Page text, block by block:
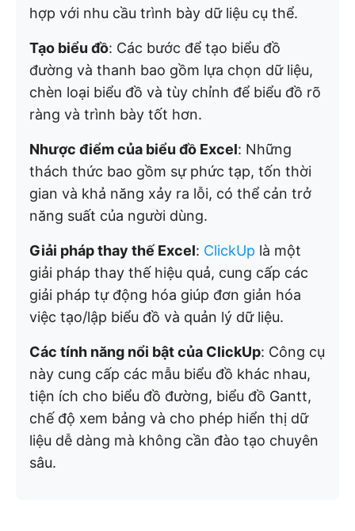
hợp với nhu cầu trình bày dữ liệu cụ thể.
Tạo biểu đồ: Các bước để tạo biểu đồ
đường và thanh bao gồm lựa chọn dữ liệu,
chèn loại biểu đồ và tùy chỉnh để biểu đồ rõ
ràng và trình bày tốt hơn.
Nhược điểm của biểu đồ Excel: Những
thách thức bao gồm sự phức tạp, tốn thời
gian và khả năng xảy ra lỗi, có thể cản trở
năng suất của người dùng.
Giải pháp thay thế Excel: ClickUp là một
giải pháp thay thế hiệu quả, cung cấp các
giải pháp tự động hóa giúp đơn giản hóa
việc tạo/lập biểu đồ và quản lý dữ liệu.
Các tính năng nổi bật của ClickUp: Công cụ
này cung cấp các mẫu biểu đồ khác nhau,
tiện ích cho biểu đồ đường, biểu đồ Gantt,
chế độ xem bảng và cho phép hiển thị dữ
liệu dễ dàng mà không cần đào tạo chuyên
sâu.